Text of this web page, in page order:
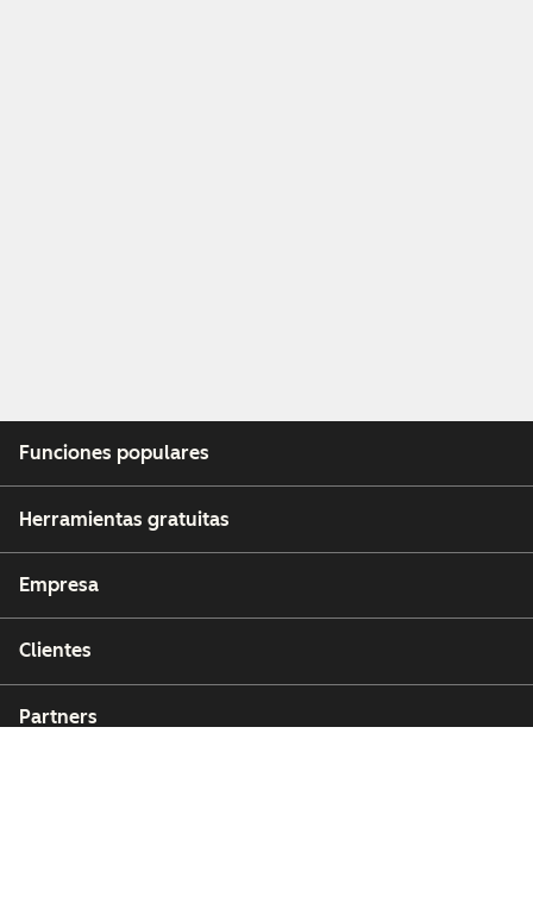
Funciones populares
Herramientas gratuitas
Empresa
Clientes
Partners